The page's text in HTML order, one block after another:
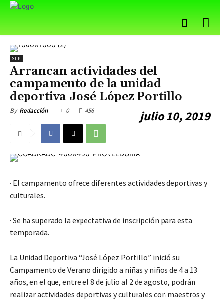
SLP
Arrancan actividades del
campamento de la unidad
deportiva José López Portillo
By Redacción julio 10, 2019
0 456
· El campamento ofrece diferentes actividades deportivas y
culturales.
· Se ha superado la expectativa de inscripción para esta
temporada.
La Unidad Deportiva “José López Portillo” inició su
Campamento de Verano dirigido a niñas y niños de 4 a 13
años, en el que, entre el 8 de julio al 2 de agosto, podrán
realizar actividades deportivas y culturales con maestros y